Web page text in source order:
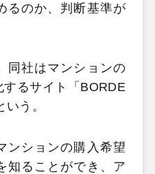
るのか、判断基準が
同社はマンションの
るサイト「BORDE
う。
ンションの購入希望
知ることができ、ア